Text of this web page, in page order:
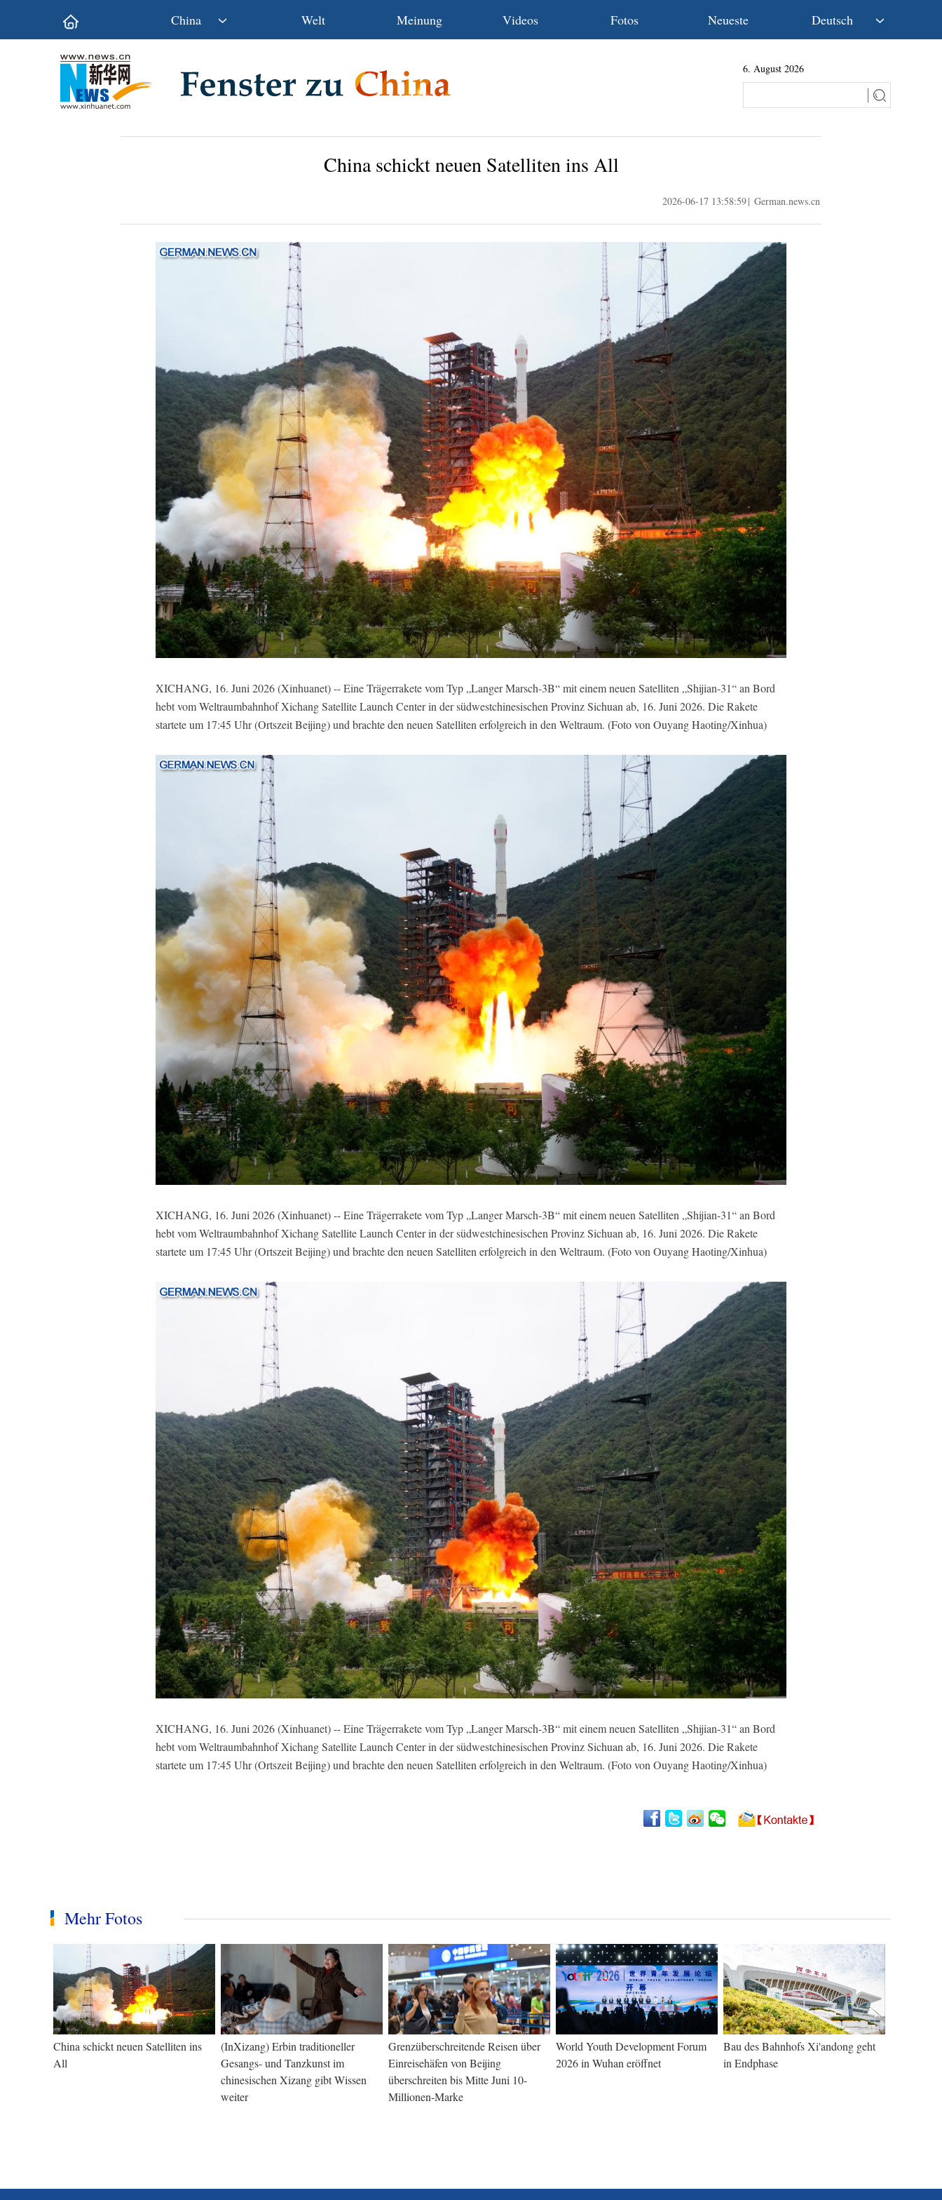
China
Wirtschaft
Kultur&Reise
Welt Meinung Videos Fotos Neueste Deutsch
Français
6. August 2026
China schickt neuen Satelliten ins All
2026-06-17 13:58:59| German.news.cn
XICHANG, 16. Juni 2026 (Xinhuanet) -- Eine Trägerrakete vom Typ „Langer Marsch-3B“ mit einem neuen Satelliten „Shijian-31“ an Bord
hebt vom Weltraumbahnhof Xichang Satellite Launch Center in der südwestchinesischen Provinz Sichuan ab, 16. Juni 2026. Die Rakete
startete um 17:45 Uhr (Ortszeit Beijing) und brachte den neuen Satelliten erfolgreich in den Weltraum. (Foto von Ouyang Haoting/Xinhua)
XICHANG, 16. Juni 2026 (Xinhuanet) -- Eine Trägerrakete vom Typ „Langer Marsch-3B“ mit einem neuen Satelliten „Shijian-31“ an Bord
hebt vom Weltraumbahnhof Xichang Satellite Launch Center in der südwestchinesischen Provinz Sichuan ab, 16. Juni 2026. Die Rakete
startete um 17:45 Uhr (Ortszeit Beijing) und brachte den neuen Satelliten erfolgreich in den Weltraum. (Foto von Ouyang Haoting/Xinhua)
XICHANG, 16. Juni 2026 (Xinhuanet) -- Eine Trägerrakete vom Typ „Langer Marsch-3B“ mit einem neuen Satelliten „Shijian-31“ an Bord
hebt vom Weltraumbahnhof Xichang Satellite Launch Center in der südwestchinesischen Provinz Sichuan ab, 16. Juni 2026. Die Rakete
startete um 17:45 Uhr (Ortszeit Beijing) und brachte den neuen Satelliten erfolgreich in den Weltraum. (Foto von Ouyang Haoting/Xinhua)
Mehr Fotos
China schickt neuen Satelliten ins
All
(InXizang) Erbin traditioneller
Gesangs- und Tanzkunst im
chinesischen Xizang gibt Wissen
weiter
Grenzüberschreitende Reisen über
Einreisehäfen von Beijing
überschreiten bis Mitte Juni 10-
Millionen-Marke
World Youth Development Forum
2026 in Wuhan eröffnet
Bau des Bahnhofs Xi'andong geht
in Endphase